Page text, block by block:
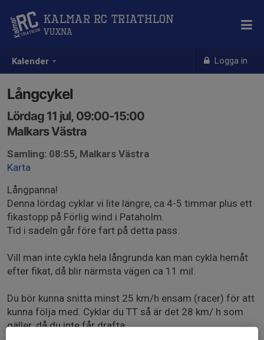
Kalender Logga in
Kalmar RC Triathlon
Vuxna
Långcykel
Lördag 11 jul, 09:00-15:00
Malkars Västra
Samling: 08:55, Malkars Västra
Karta
Långpanna!
Denna lördag cyklar vi lite längre, ca 4-5 timmar plus ett
fikastopp på Förlig wind i Pataholm.
Tid i sadeln går före fart på detta pass.
Vill man inte cykla hela långrunda kan man cykla hemåt
efter fikat, då blir närmsta vägen ca 11 mil.
Du bör kunna snitta minst 25 km/h ensam (racer) för att
kunna följa med. Cyklar du TT så är det 28 km/ h som
gäller, då du inte får drafta.